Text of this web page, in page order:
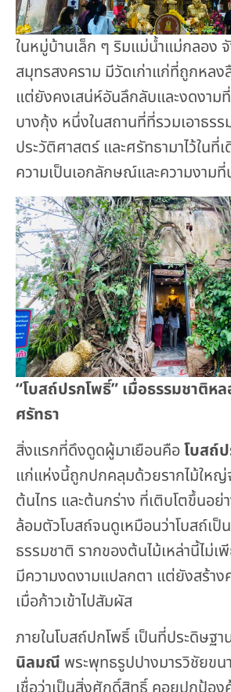
ในหมู่บ้านเล็ก ๆ ริมแม่น้ำแม่กลอง
สมุทรสงคราม มีวัดเก่าแก่ที่ถูกหลง
แต่ยังคงเสน่ห์อันลึกลับและงดงาม
บางกุ้ง หนึ่งในสถานที่ที่รวมเอาธรร
ประวัติศาสตร์ และศรัทธามาไว้ในที่
ความเป็นเอกลักษณ์และความงามที่
“โบสถ์ปรกโพธิ์” เมื่อธรรมชาติห
ศรัทธา
สิ่งแรกที่ดึงดูดผู้มาเยือนคือโบสถ์
แก่แห่งนี้ถูกปกคลุมด้วยรากไม้ใหญ่
ต้นไทร และต้นกร่าง ที่เติบโตขึ้นอย่
ล้อมตัวโบสถ์จนดูเหมือนว่าโบสถ์เ
ธรรมชาติ รากของต้นไม้เหล่านี้ไม่เ
มีความงดงามแปลกตา แต่ยังสร้าง
เมื่อก้าวเข้าไปสัมผัส
ภายในโบสถ์ปกโพธิ์ เป็นที่ประดิษฐา
นิลมณี พระพุทธรูปปางมารวิชัยข